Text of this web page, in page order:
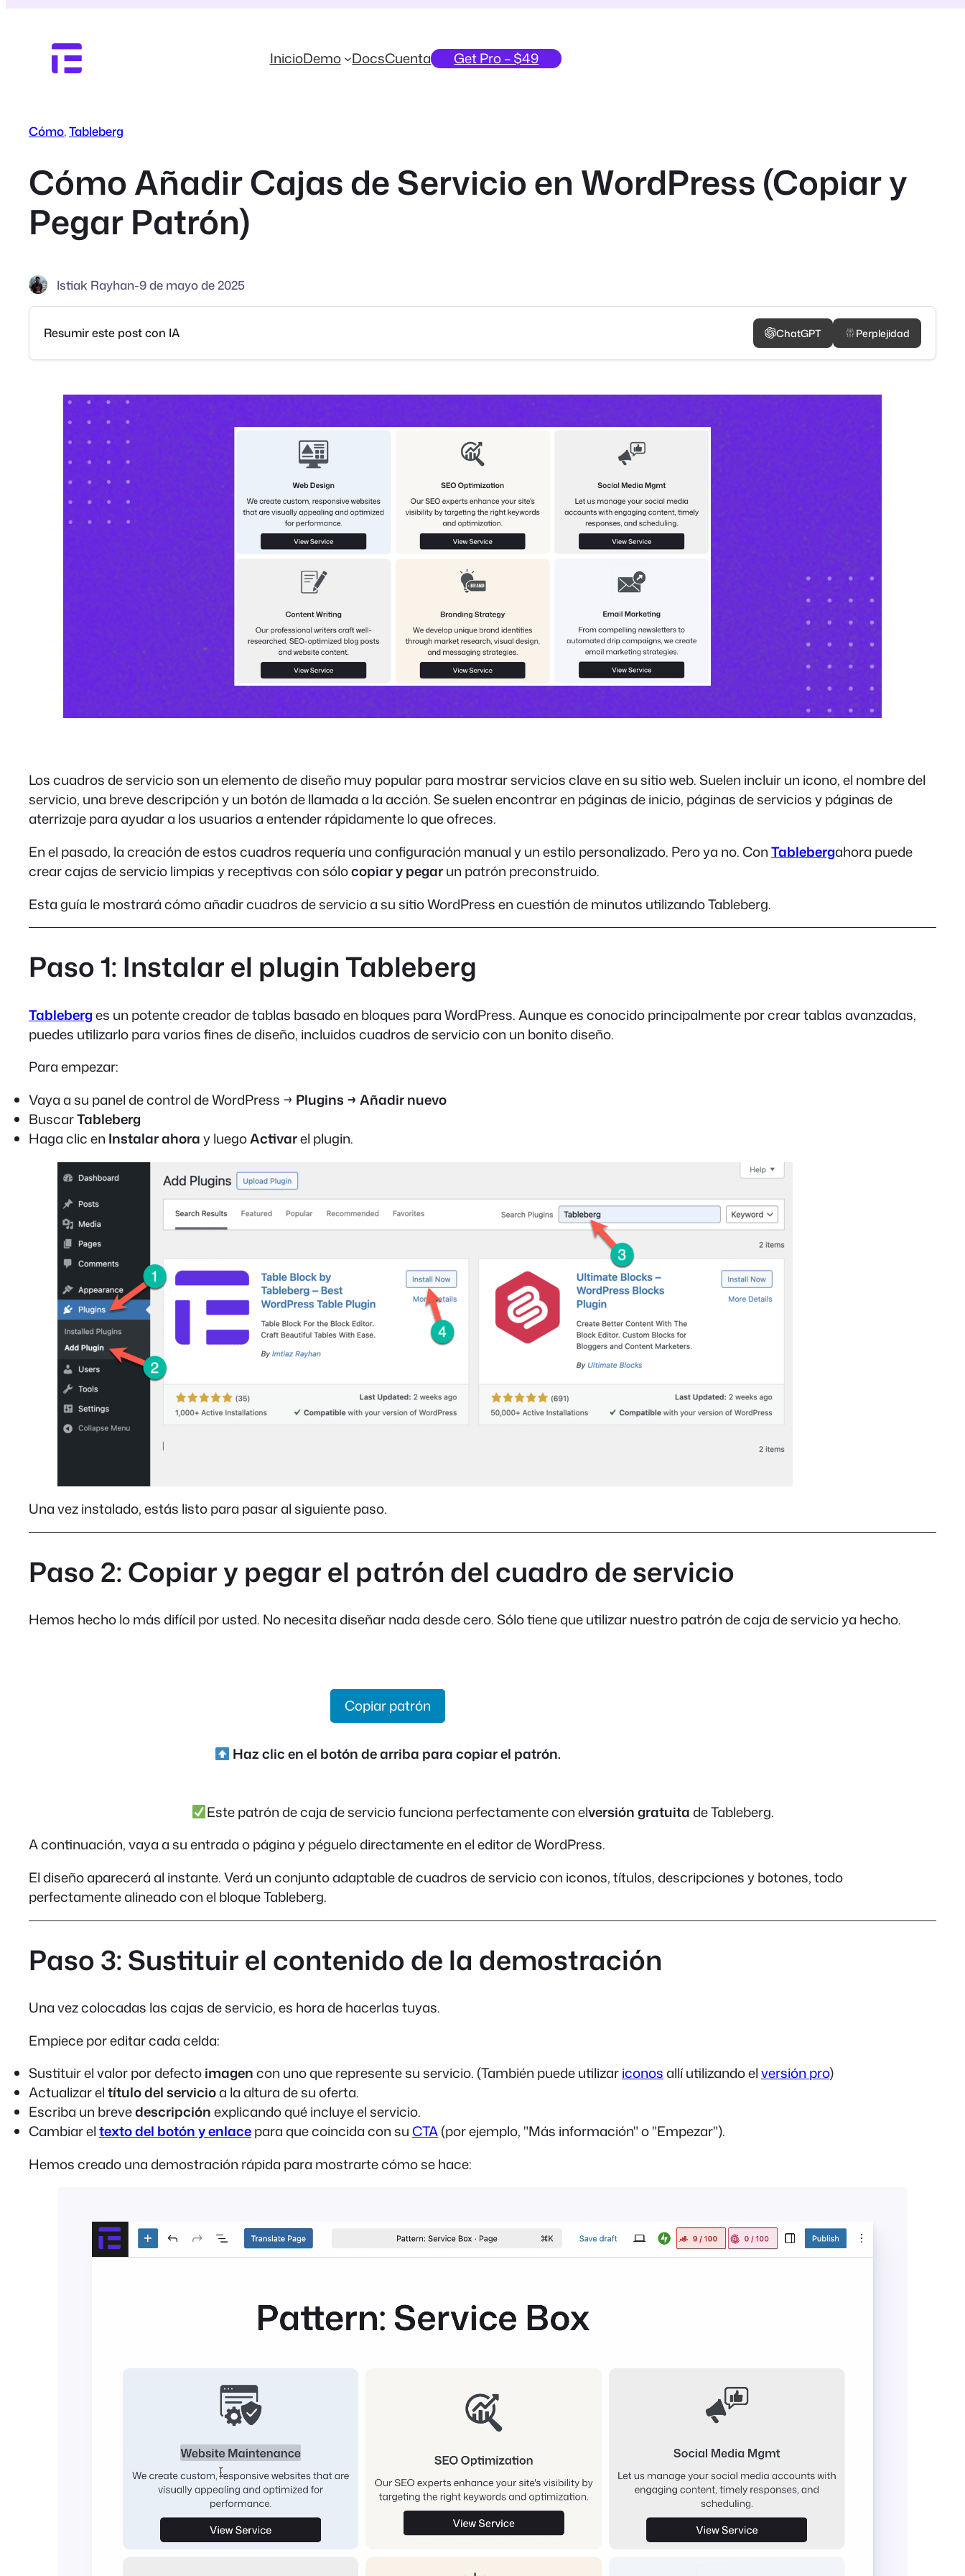
contenido
InicioDemo DocsCuenta Get Pro – $49
Cómo, Tableberg
Cómo Añadir Cajas de Servicio en WordPress (Copiar y
Pegar Patrón)
Istiak Rayhan-9 de mayo de 2025
Resumir este post con IA ChatGPT Perplejidad
Los cuadros de servicio son un elemento de diseño muy popular para mostrar servicios clave en su sitio web. Suelen incluir un icono, el nombre del
servicio, una breve descripción y un botón de llamada a la acción. Se suelen encontrar en páginas de inicio, páginas de servicios y páginas de
aterrizaje para ayudar a los usuarios a entender rápidamente lo que ofreces.
En el pasado, la creación de estos cuadros requería una configuración manual y un estilo personalizado. Pero ya no. ConTablebergahora puede
crear cajas de servicio limpias y receptivas con sólocopiar y pegarun patrón preconstruido.
Esta guía le mostrará cómo añadir cuadros de servicio a su sitio WordPress en cuestión de minutos utilizando Tableberg.
Paso 1: Instalar el plugin Tableberg
Tableberges un potente creador de tablas basado en bloques para WordPress. Aunque es conocido principalmente por crear tablas avanzadas,
puedes utilizarlo para varios fines de diseño, incluidos cuadros de servicio con un bonito diseño.
Para empezar:
Vaya a su panel de control de WordPress → Plugins → Añadir nuevo
BuscarTableberg
Haga clic en Instalar ahoray luegoActivarel plugin.
Una vez instalado, estás listo para pasar al siguiente paso.
Paso 2: Copiar y pegar el patrón del cuadro de servicio
Hemos hecho lo más difícil por usted. No necesita diseñar nada desde cero. Sólo tiene que utilizar nuestro patrón de caja de servicio ya hecho.
Copiar patrón
Haz clic en el botón de arriba para copiar el patrón.
Este patrón de caja de servicio funciona perfectamente con elversión gratuitade Tableberg.
A continuación, vaya a su entrada o página y péguelo directamente en el editor de WordPress.
El diseño aparecerá al instante. Verá un conjunto adaptable de cuadros de servicio con iconos, títulos, descripciones y botones, todo
perfectamente alineado con el bloque Tableberg.
Paso 3: Sustituir el contenido de la demostración
Una vez colocadas las cajas de servicio, es hora de hacerlas tuyas.
Empiece por editar cada celda:
Sustituir el valor por defectoimagencon uno que represente su servicio. (También puede utilizariconosallí utilizando elversión pro)
Actualizar eltítulo del servicioa la altura de su oferta.
Escriba un brevedescripciónexplicando qué incluye el servicio.
Cambiar eltexto del botón y enlacepara que coincida con suCTA(por ejemplo, "Más información" o "Empezar").
Hemos creado una demostración rápida para mostrarte cómo se hace: